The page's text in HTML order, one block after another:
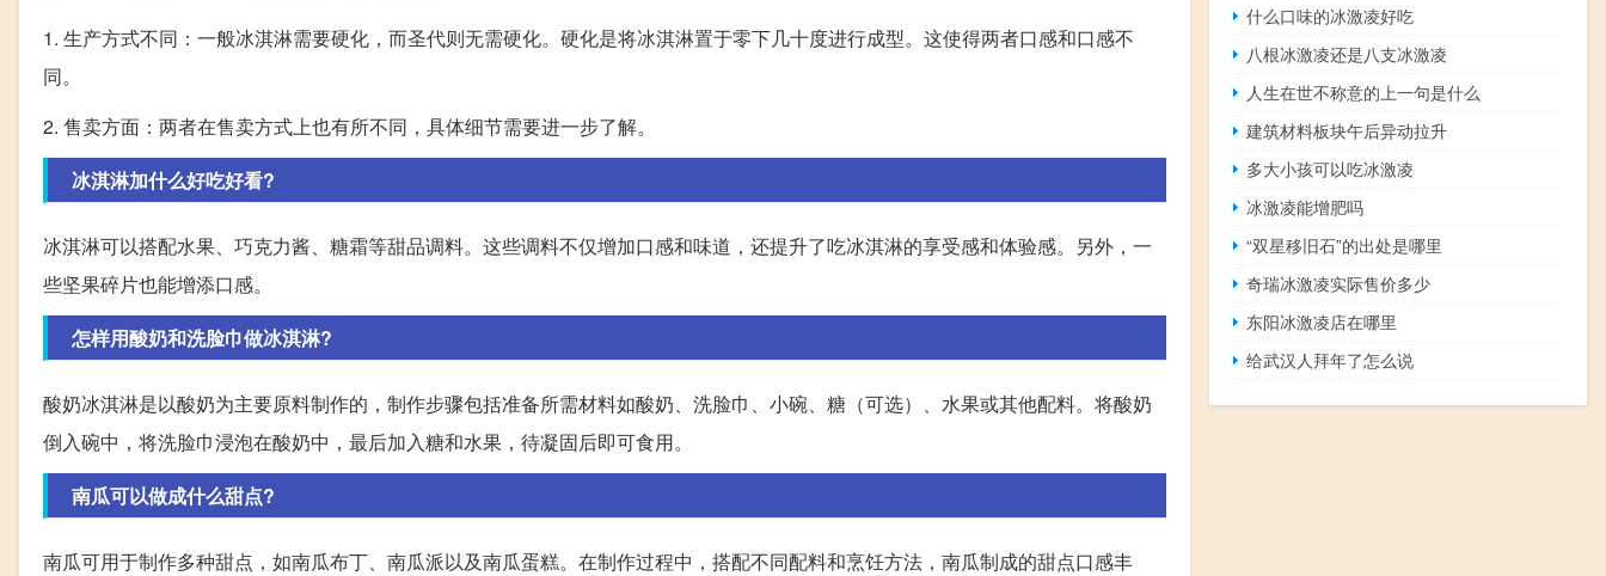
1. 生产方式不同：一般冰淇淋需要硬化，而圣代则无需硬化。硬化是将冰淇淋置于零下几十度进行成型。这使得两者口感和口感不
同。
2. 售卖方面：两者在售卖方式上也有所不同，具体细节需要进一步了解。
冰淇淋加什么好吃好看?
冰淇淋可以搭配水果、巧克力酱、糖霜等甜品调料。这些调料不仅增加口感和味道，还提升了吃冰淇淋的享受感和体验感。另外，一
些坚果碎片也能增添口感。
怎样用酸奶和洗脸巾做冰淇淋?
酸奶冰淇淋是以酸奶为主要原料制作的，制作步骤包括准备所需材料如酸奶、洗脸巾、小碗、糖（可选）、水果或其他配料。将酸奶
倒入碗中，将洗脸巾浸泡在酸奶中，最后加入糖和水果，待凝固后即可食用。
南瓜可以做成什么甜点?
南瓜可用于制作多种甜点，如南瓜布丁、南瓜派以及南瓜蛋糕。在制作过程中，搭配不同配料和烹饪方法，南瓜制成的甜点口感丰
什么口味的冰激凌好吃
八根冰激凌还是八支冰激凌
人生在世不称意的上一句是什么
建筑材料板块午后异动拉升
多大小孩可以吃冰激凌
冰激凌能增肥吗
“双星移旧石”的出处是哪里
奇瑞冰激凌实际售价多少
东阳冰激凌店在哪里
给武汉人拜年了怎么说